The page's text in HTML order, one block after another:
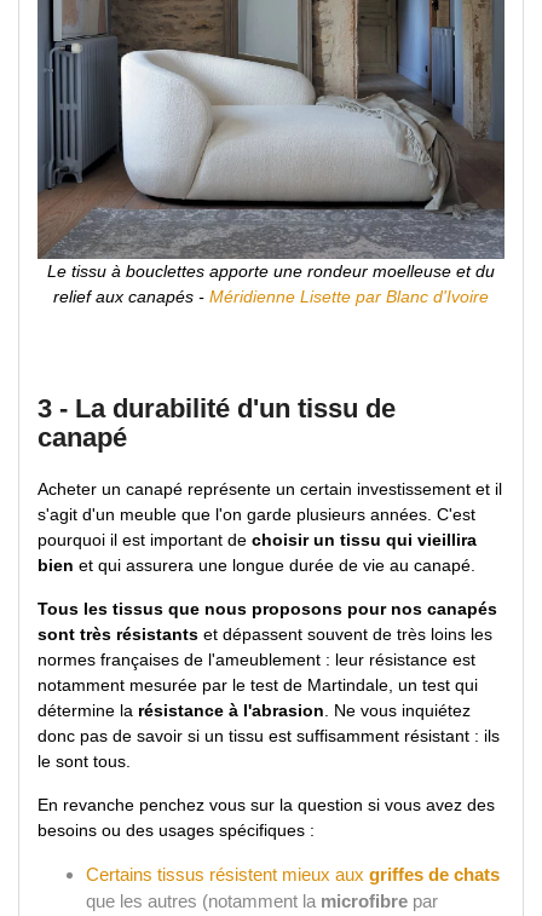
Le tissu à bouclettes apporte une rondeur moelleuse et du
relief aux canapés - Méridienne Lisette par Blanc d'Ivoire
3 - La durabilité d'un tissu de
canapé
Acheter un canapé représente un certain investissement et il
s'agit d'un meuble que l'on garde plusieurs années. C'est
pourquoi il est important de choisir un tissu qui vieillira
bien et qui assurera une longue durée de vie au canapé.
Tous les tissus que nous proposons pour nos canapés
sont très résistants et dépassent souvent de très loins les
normes françaises de l'ameublement : leur résistance est
notamment mesurée par le test de Martindale, un test qui
détermine la résistance à l'abrasion . Ne vous inquiétez
donc pas de savoir si un tissu est suffisamment résistant : ils
le sont tous.
En revanche penchez vous sur la question si vous avez des
besoins ou des usages spécifiques :
Certains tissus résistent mieux aux griffes de chats
que les autres (notamment la microfibre par